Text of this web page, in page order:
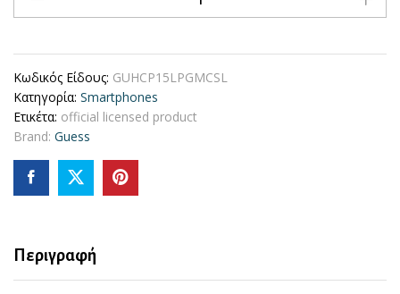
Glossy
Case
with
Vintage
Script
Logo
Θήκη
σιλικόνη
–
iPhone
Κωδικός Είδους: GUHCP15LPGMCSL
Κατηγορία: Smartphones
Ετικέτα: official licensed product
Brand: Guess
Περιγραφή